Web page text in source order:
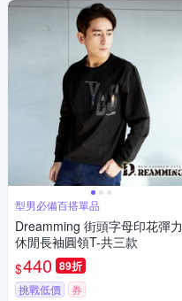
型男必備百搭單品
Dreamming 街頭字母印花彈力
休閒長袖圓領T-共三款
$440 89折
挑戰低價 券